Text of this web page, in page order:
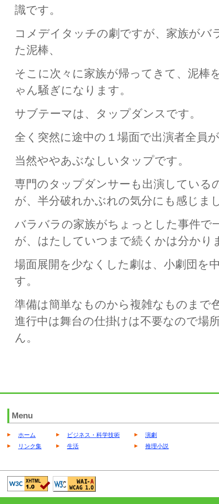
識です。
コメデイタッチの劇ですが、家族がバ
た泥棒、
そこに次々に家族が帰ってきて、泥棒
ゃん騒ぎになります。
サブテーマは、タップダンスです。
全く突然に途中の１場面で出演者全員
当然ややあぶなしいタップです。
専門のタップダンサーも出演している
が、半分破れかぶれの気分にも感じま
バラバラの家族がちょっとした事件で
が、はたしていつまで続くかは分かり
場面展開を少なくした劇は、小劇団を
す。
準備は簡単なものから複雑なものまで
進行中は舞台の仕掛けは不要なので場
ん。
Menu
ホーム
リンク集
ビジネス・科学技術
生活
演劇
推理小説